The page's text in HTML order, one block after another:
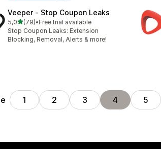
Veeper ‑ Stop Coupon Leaks
5,0av 5 stjerner
(79)
Totalt 79 omtaler
•Free trial available
Stop Coupon Leaks: Extension
Blocking, Removal, Alerts & more!
1 2 3 4 5